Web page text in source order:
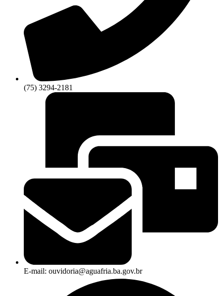
(75) 3294-2181
E-mail: ouvidoria@aguafria.ba.gov.br